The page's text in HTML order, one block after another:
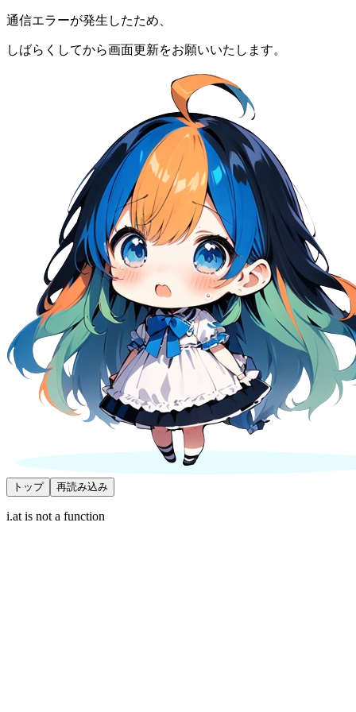
通信エラーが発生したため、
しばらくしてから画面更新をお願いいたします。
トップ 再読み込み
i.at is not a function